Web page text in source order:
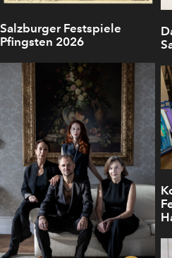
Salzburger Festspiele
Pfingsten 2026